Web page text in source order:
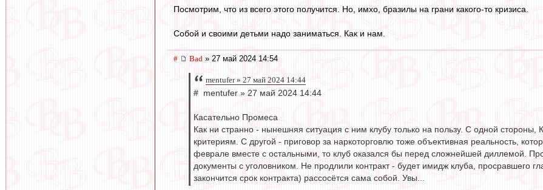
Посмотрим, что из всего этого получится. Но, имхо, бразилы на грани какого-то кризиса.
Собой и своими детьми надо заниматься. Как и нам.
# Bad » 27 май 2024 14:54
mentufer » 27 май 2024 14:44
# mentufer » 27 май 2024 14:44
Касательно Промеса
Как ни странно - нынешняя ситуация с ним клубу только на пользу. С одной
критериям. С другой - приговор за наркоторговлю тоже объективная реальность,
феврале вместе с остальными, то клуб оказался бы перед сложнейшей диллемой.
документы с уголовником. Не продлили контракт - будет имидж клуба, просравшего
закончится срок контракта) рассосётся сама собой. Увы...